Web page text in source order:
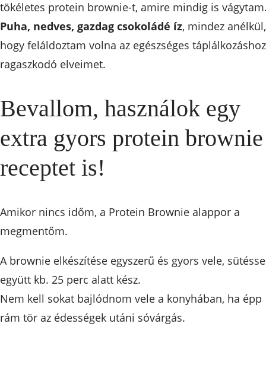
tökéletes protein brownie-t, amire mindig is
Puha, nedves, gazdag csokoládé íz, mindez anélkül,
hogy feláldoztam volna az egészséges táplálkozáshoz
ragaszkodó elveimet.
Bevallom, használok egy
extra gyors protein brownie
receptet is!
Amikor nincs időm, a Protein Brownie alappor a
megmentőm.
A brownie elkészítése egyszerű és gyors vele,
együtt kb. 25 perc alatt kész.
Nem kell sokat bajlódnom vele a konyhában, ha épp
rám tör az édességek utáni sóvárgás.